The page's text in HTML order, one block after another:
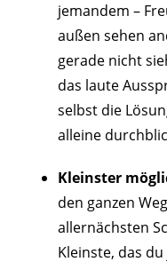
jemandem –
außen sehen
gerade nicht
das laute
selbst die
alleine
Kleinster
den ganzen
allernächsten
Kleinste, das